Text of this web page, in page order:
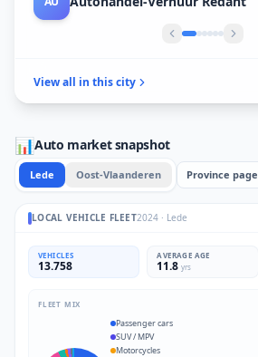
View all in this city
📊Auto market snapshot
Lede Oost-Vlaanderen Province page
LOCAL VEHICLE FLEET2024· Lede
VEHICLES
13.758
AVERAGE AGE
11.8 yrs
FLEET MIX
Passenger cars
SUV / MPV
Motorcycles